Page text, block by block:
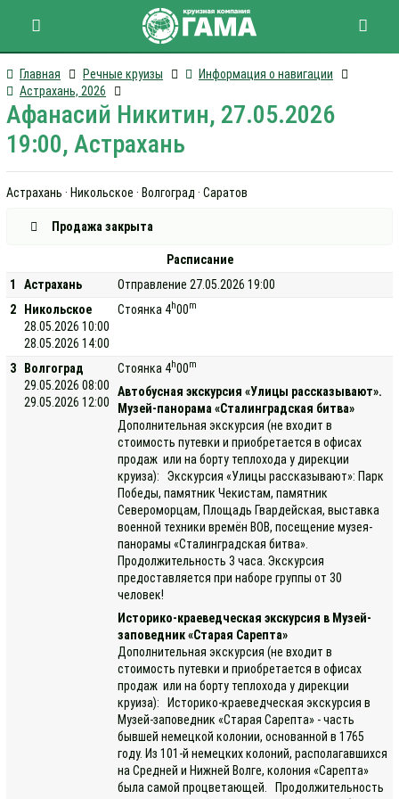
Главная Речные круизы
Информация о навигации
Астрахань, 2026
Афанасий Никитин, 27.05.2026
19:00, Астрахань
Астрахань · Никольское · Волгоград · Саратов
Продажа закрыта
Расписание
1
Астрахань
Отправление 27.05.2026 19:00
2
Никольское
28.05.2026 10:00
28.05.2026 14:00
Стоянка 4h00m
3
Волгоград
29.05.2026 08:00
29.05.2026 12:00
Стоянка 4h00m
Автобусная экскурсия «Улицы рассказывают».
Музей-панорама «Сталинградская битва»
Дополнительная экскурсия (не входит в
стоимость путевки и приобретается в офисах
продаж или на борту теплохода у дирекции
круиза): Экскурсия «Улицы рассказывают»: Парк
Победы, памятник Чекистам, памятник
Североморцам, Площадь Гвардейская, выставка
военной техники времён ВОВ, посещение музея-
панорамы «Сталинградская битва».
Продолжительность 3 часа. Экскурсия
предоставляется при наборе группы от 30
человек!
Историко-краеведческая экскурсия в Музей-
заповедник «Старая Сарепта»
Дополнительная экскурсия (не входит в
стоимость путевки и приобретается в офисах
продаж или на борту теплохода у дирекции
круиза): Историко-краеведческая экскурсия в
Музей-заповедник «Старая Сарепта» - часть
бывшей немецкой колонии, основанной в 1765
году. Из 101-й немецких колоний, располагавшихся
на Средней и Нижней Волге, колония «Сарепта»
была самой процветающей. Продолжительность